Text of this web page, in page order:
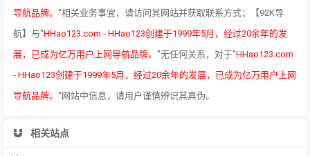
导航品牌。 "相关业务事宜，请访问其网站并获取联系方式；【92K导
航】与"HHao123.com - HHao123创建于1999年5月，经过20余年的发
展，已成为亿万用户上网导航品牌。 "无任何关系，对于"HHao123.com
- HHao123创建于1999年5月，经过20余年的发展，已成为亿万用户上网
导航品牌。 "网站中信息，请用户谨慎辨识其真伪。
相关站点